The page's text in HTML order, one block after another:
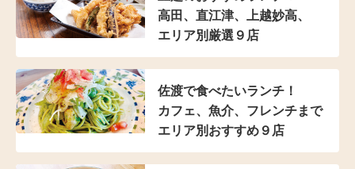
高田、直江津、上越妙高、
エリア別厳選９店
佐渡で食べたいランチ！
カフェ、魚介、フレンチまで
エリア別おすすめ９店